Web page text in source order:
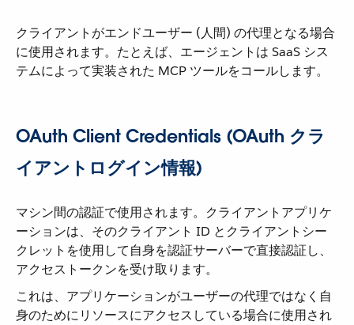
クライアントがエンドユーザー (人間) の代理となる場合
に使用されます。たとえば、エージェントは SaaS シス
テムによって実装された MCP ツールをコールします。
OAuth Client Credentials (OAuth クラ
イアントログイン情報)
マシン間の認証で使用されます。クライアントアプリケ
ーションは、そのクライアント ID とクライアントシー
クレットを使用して自身を認証サーバーで直接認証し、
アクセストークンを受け取ります。
これは、アプリケーションがユーザーの代理ではなく自
身のためにリソースにアクセスしている場合に使用され